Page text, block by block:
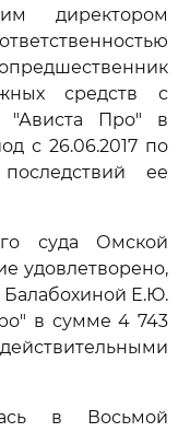
директором
средств с
"Ависта Про" в
с 26.06.2017 по
ее
суда Омской
удовлетворено,
Е.Ю.
в сумме 4 743
в Восьмой